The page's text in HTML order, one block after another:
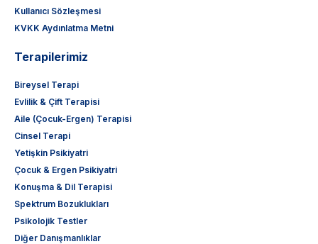
Kullanıcı Sözleşmesi
KVKK Aydınlatma Metni
Terapilerimiz
Bireysel Terapi
Evlilik & Çift Terapisi
Aile (Çocuk-Ergen) Terapisi
Cinsel Terapi
Yetişkin Psikiyatri
Çocuk & Ergen Psikiyatri
Konuşma & Dil Terapisi
Spektrum Bozuklukları
Psikolojik Testler
Diğer Danışmanlıklar